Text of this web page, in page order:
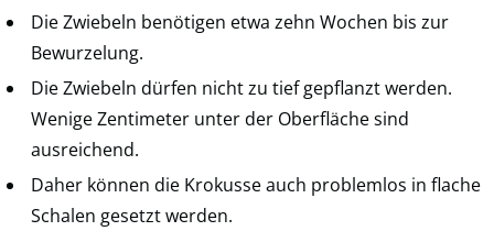
Die Zwiebeln benötigen etwa zehn Wochen bis zur
Bewurzelung.
Die Zwiebeln dürfen nicht zu tief gepflanzt werden.
Wenige Zentimeter unter der Oberfläche sind
ausreichend.
Daher können die Krokusse auch problemlos in flache
Schalen gesetzt werden.